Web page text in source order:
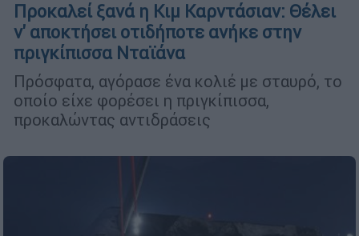
Προκαλεί ξανά η Κιμ Καρντάσιαν: Θέλει
ν' αποκτήσει οτιδήποτε ανήκε στην
πριγκίπισσα Νταϊάνα
Πρόσφατα, αγόρασε ένα κολιέ με σταυρό, το
οποίο είχε φορέσει η πριγκίπισσα,
προκαλώντας αντιδράσεις